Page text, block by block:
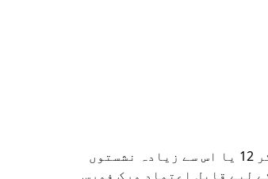
10% کا بیک اپ بفر اور 4 نشستوں سے لے کر 12 یا اس سے زیادہ نشستوں
لیے قابل اعتماد ورک فورس